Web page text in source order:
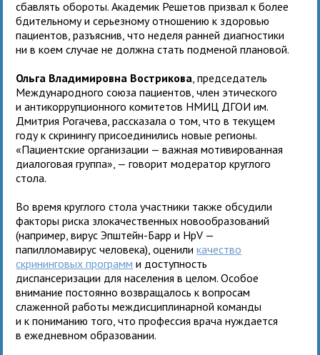
сбавлять обороты. Академик Решетов призвал к более
бдительному и серьезному отношению к здоровью
пациентов, разъяснив, что неделя ранней диагностики
ни в коем случае не должна стать подменой плановой.
Ольга Владимировна Вострикова , председатель
Международного союза пациентов, член этического
и антикоррупционного комитетов НМИЦ ДГОИ им.
Дмитрия Рогачева, рассказала о том, что в текущем
году к скринингу присоединились новые регионы.
«Пациентские организации — важная мотивированная
диалоговая группа», — говорит модератор круглого
стола.
Во время круглого стола участники также обсудили
факторы риска злокачественных новообразований
(например, вирус Эпштейн-Барр и HpV —
папилломавирус человека), оцениликачество
скрининговых программ и доступность
диспансеризации для населения в целом. Особое
внимание постоянно возвращалось к вопросам
слаженной работы междисциплинарной команды
и к пониманию того, что профессия врача нуждается
в ежедневном образовании.